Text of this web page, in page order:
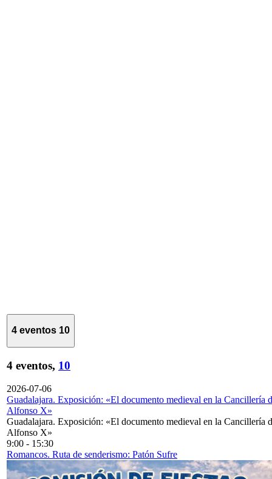
4 eventos 10
4 eventos, 10
2026-07-06
Guadalajara. Exposición: «El documento medieval en la Cancillería
Alfonso X»
Guadalajara. Exposición: «El documento medieval en la Cancillería
Alfonso X»
9:00 - 15:30
Romancos. Ruta de senderismo: Patón Sufre